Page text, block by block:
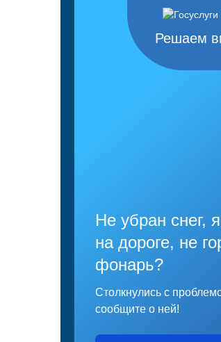
Решаем
Не убран снег,
на дороге, не
фонарь?
Столкнулись с
сообщите о ней!